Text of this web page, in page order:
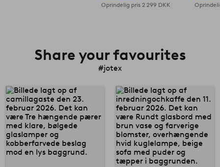
Oprindelig pris 2 299 DKK
Share your favourites
#jotex